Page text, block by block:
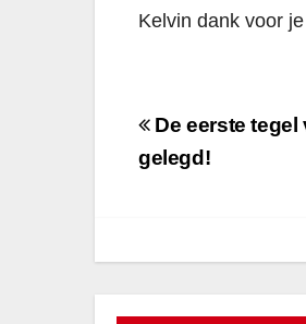
Kelvin dank voor
Bericht
navigatie
De eerste tegel
gelegd!